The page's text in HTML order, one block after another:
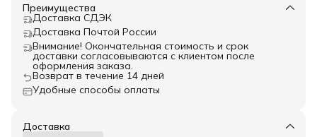
Преимущества
Доставка СДЭК
Доставка Почтой России
Внимание! Окончательная стоимость и срок
доставки согласовываются с клиентом после
оформления заказа.
Возврат в течение 14 дней
Удобные способы оплаты
Доставка